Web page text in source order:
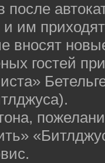
после
и им
вносят
гостей